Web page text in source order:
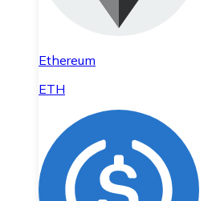
Ethereum
ETH